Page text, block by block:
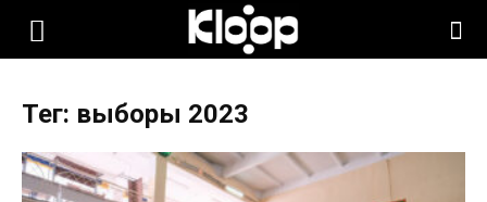
KLOOP.KG
Тег: выборы 2023